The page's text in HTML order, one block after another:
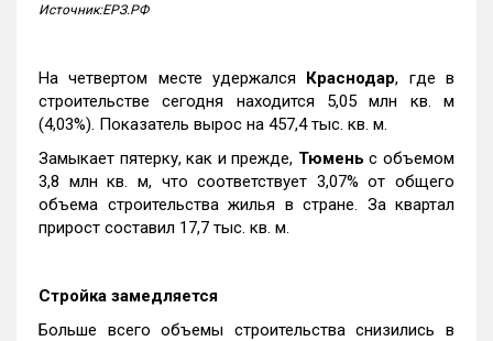
Источник:ЕРЗ.РФ
На четвертом месте удержался Краснодар, где в
строительстве сегодня находится 5,05 млн кв. м
(4,03%). Показатель вырос на 457,4 тыс. кв. м.
Замыкает пятерку, как и прежде, Тюмень с объемом
3,8 млн кв. м, что соответствует 3,07% от общего
объема строительства жилья в стране. За квартал
прирост составил 17,7 тыс. кв. м.
Стройка замедляется
Больше всего объемы строительства снизились в